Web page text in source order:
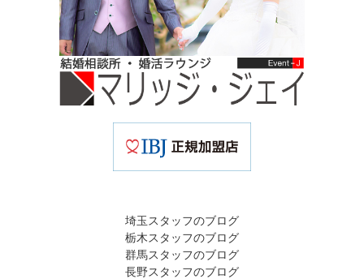
埼玉スタッフのブログ
栃木スタッフのブログ
群馬スタッフのブログ
長野スタッフのブログ